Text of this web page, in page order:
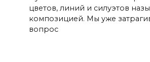
цветов, линий и силуэтов
композицией. Мы уже
вопрос